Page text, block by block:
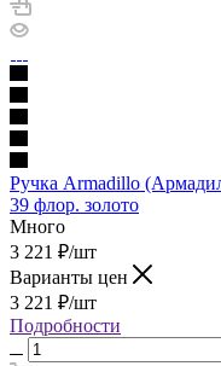
Ручка Armadillo
39 флор. золото
Много
3 221 ₽/шт
Варианты цен
3 221 ₽/шт
Подробности